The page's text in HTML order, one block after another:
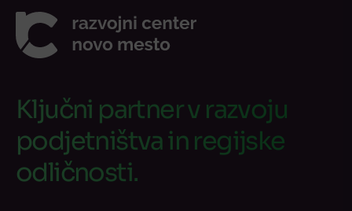
Ključni partner v razvoju
podjetništva in regijske
odličnosti.